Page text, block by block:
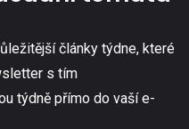
články týdne, které
s tím
týdně přímo do vaší e-